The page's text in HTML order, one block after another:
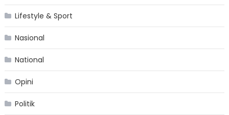
Lifestyle & Sport
Nasional
National
Opini
Politik